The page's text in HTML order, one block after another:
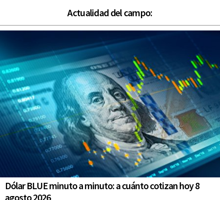
Actualidad del campo:
Dólar BLUE minuto a minuto: a cuánto cotizan hoy 8
agosto 2026